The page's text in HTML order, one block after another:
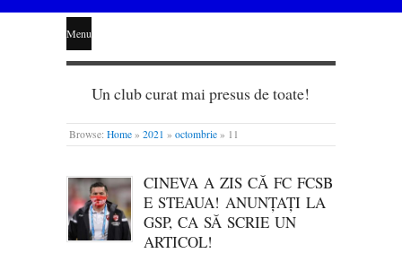
STEAUA
LIBERĂ
Menu
Un club curat mai presus de toate!
Browse: Home » 2021 » octombrie » 11
CINEVA A ZIS CĂ FC FCSB
E STEAUA! ANUNȚAȚI LA
GSP, CA SĂ SCRIE UN
ARTICOL!